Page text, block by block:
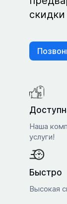
Наша
услуги!
Быстро
Высокая